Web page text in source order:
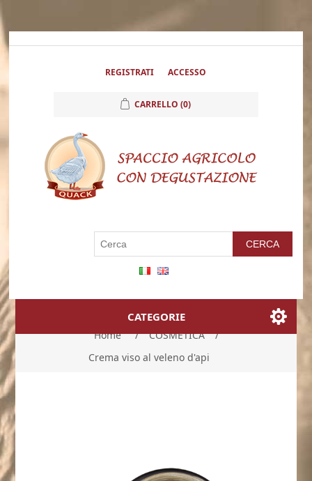
REGISTRATI ACCESSO
CARRELLO (0)
CATEGORIE
Home / COSMETICA
/
Crema viso al veleno d'api